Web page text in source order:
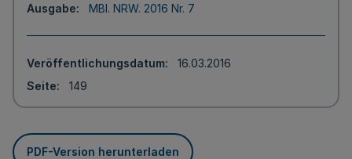
Ausgabe
MBl. NRW. 2016 Nr. 7
Veröffentlichungsdatum
16.03.2016
Seite
149
PDF-Version herunterladen